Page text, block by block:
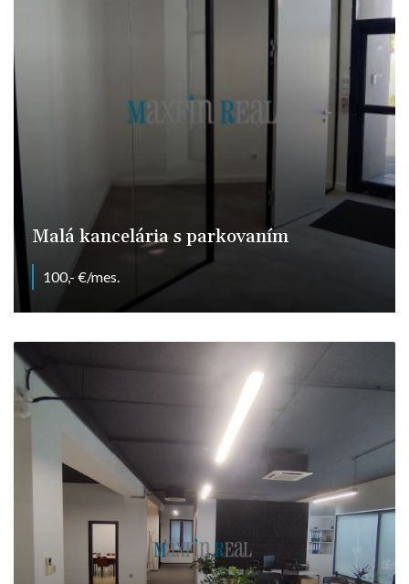
Malá kancelária s parkovaním
100,- €/mes.